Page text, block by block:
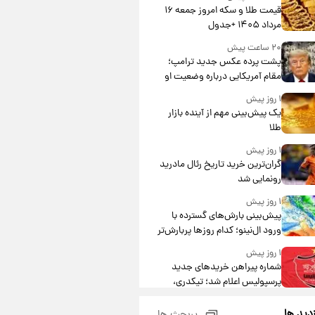
قیمت طلا و سکه امروز جمعه ۱۶
مرداد ۱۴۰۵ +جدول
۲۰ ساعت پیش
پشت پرده عکس جدید ترامپ؛
مقام آمریکایی درباره وضعیت او
چه گفت؟
۱ روز پیش
یک پیش‌بینی مهم از آینده بازار
طلا
۱ روز پیش
گران‌ترین خرید تاریخ رئال مادرید
رونمایی شد
۱ روز پیش
پیش‌بینی بارش‌های گسترده با
ورود ال‌نینو؛ کدام روزها پربارش‌تر
خواهند بود؟
۱ روز پیش
شماره پیراهن خریدهای جدید
پرسپولیس اعلام شد؛ تیکدری،